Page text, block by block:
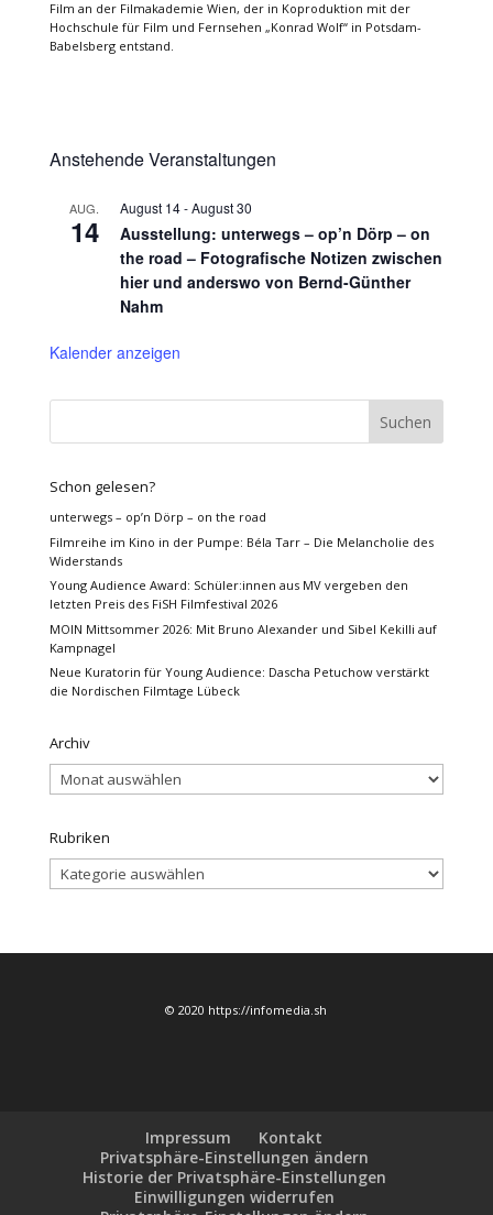
Film an der Filmakademie Wien, der in Koproduktion mit der
Hochschule für Film und Fernsehen „Konrad Wolf“ in Potsdam-
Babelsberg entstand.
Anstehende Veranstaltungen
AUG.
14
August 14-August 30
Ausstellung: unterwegs – op’n Dörp – on
the road – Fotografische Notizen zwischen
hier und anderswo von Bernd-Günther
Nahm
Kalender anzeigen
Schon gelesen?
unterwegs – op’n Dörp – on the road
Filmreihe im Kino in der Pumpe: Béla Tarr – Die Melancholie des
Widerstands
Young Audience Award: Schüler:innen aus MV vergeben den
letzten Preis des FiSH Filmfestival 2026
MOIN Mittsommer 2026: Mit Bruno Alexander und Sibel Kekilli auf
Kampnagel
Neue Kuratorin für Young Audience: Dascha Petuchow verstärkt
die Nordischen Filmtage Lübeck
Archiv
Archiv
Rubriken
Rubriken
© 2020 https://infomedia.sh
Impressum
Kontakt
Privatsphäre-Einstellungen ändern
Historie der Privatsphäre-Einstellungen
Einwilligungen widerrufen